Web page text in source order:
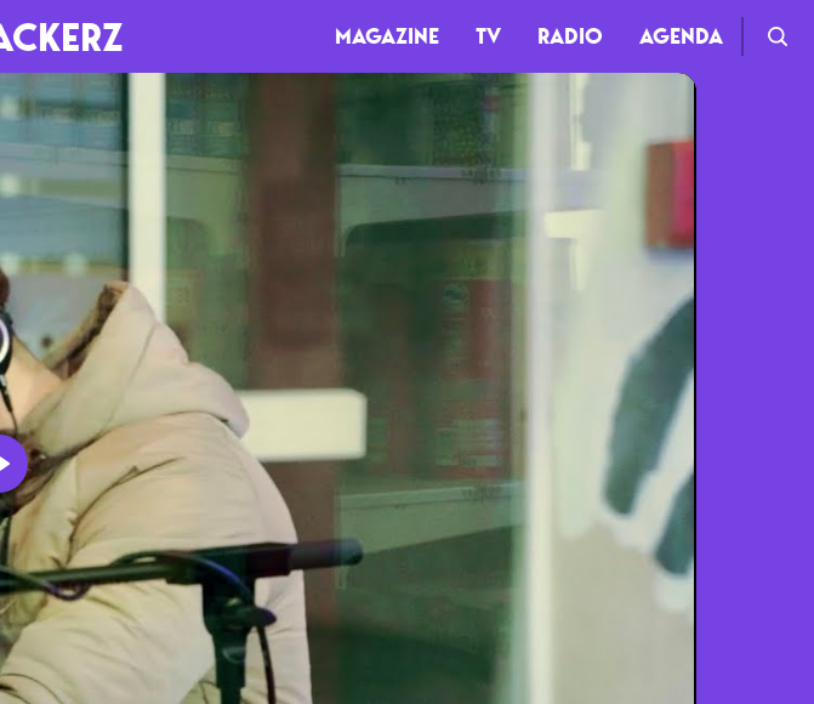
MAGAZINE TV RADIO AGENDA
RADIO
Podcasts
Mixes
TV
Clips
Play